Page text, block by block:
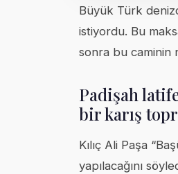
Büyük Türk
istiyordu. Bu
sonra bu caminin
Padişah
bir karış
Kılıç Ali Paşa
yapılacağını